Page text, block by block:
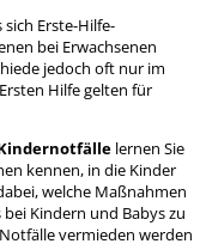
Erste-Hilfe-
bei Erwachsenen
jedoch oft nur im
Hilfe gelten für
lernen Sie
kennen, in die Kinder
welche Maßnahmen
Kindern und Babys zu
vermieden werden